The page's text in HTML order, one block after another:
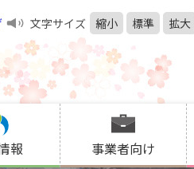
文字サイズ 縮小 標準 拡大
報 事業者向け